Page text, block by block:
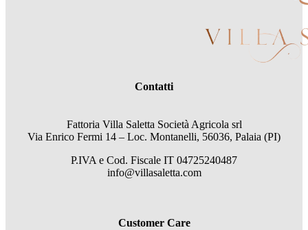
Contatti
Fattoria Villa Saletta Società Agricola srl
Via Enrico Fermi 14 – Loc. Montanelli, 56036, Palaia (PI)
P.IVA e Cod. Fiscale IT 04725240487
info@villasaletta.com
Customer Care